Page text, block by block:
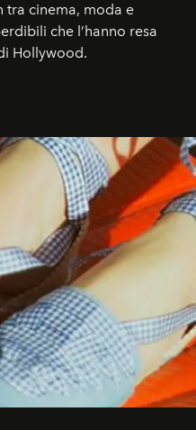
tra cinema, moda e
che l’hanno resa
Hollywood.